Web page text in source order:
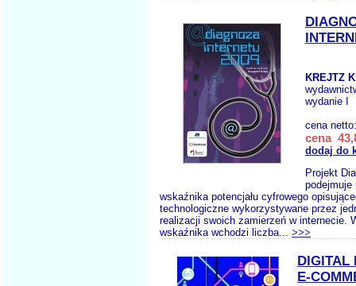
KREJTZ
wydanie I
cena
cena
dodaj do
Projekt
podejmuje
wskaźnika potencjału cyfrowego
technologiczne wykorzystywane przez
realizacji swoich zamierzeń w internecie.
wskaźnika wchodzi liczba... >>>
DIGITAL
E-